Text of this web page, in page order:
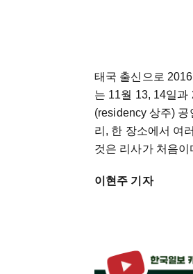
태국 출신으로
는 11월 13, 14일과
(residency 상주)
리, 한 장소에서 여
것은 리사가 처음이
이현주 기자